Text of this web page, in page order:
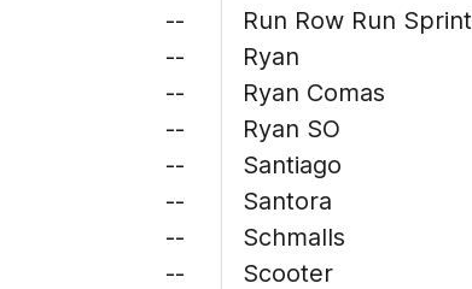
--
--
--
--
--
--
--
--
Run Row Run Sprint
Ryan
Ryan Comas
Ryan SO
Santiago
Santora
Schmalls
Scooter